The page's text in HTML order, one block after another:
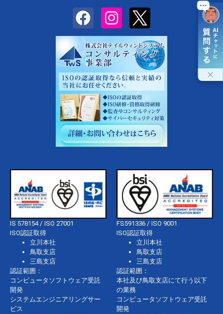
IS 578154 / ISO 27001
ISO認証取得
立川本社
鳥取支店
三島支店
認証範囲：
コンピュータソフトウェア受託
開発
システムエンジニアリングサー
ビス
FS591336 / ISO 9001
ISO認証取得
立川本社
鳥取支店
三島支店
認証範囲：
本社及び鳥取支店にて行う以下
の業務
コンピュータソフトウェア受託
開発